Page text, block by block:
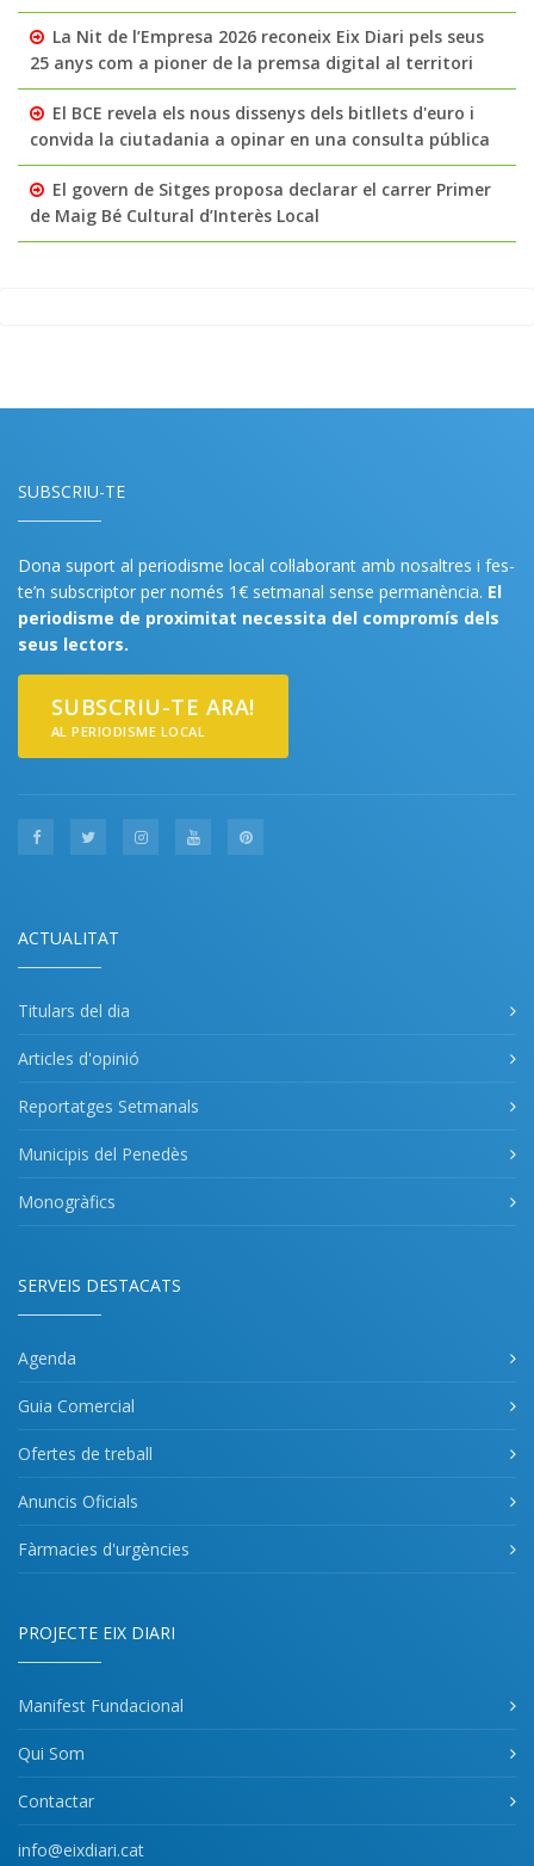
La Nit de l’Empresa 2026 reconeix Eix Diari pels seus
25 anys com a pioner de la premsa digital al territori
El BCE revela els nous dissenys dels bitllets d'euro i
convida la ciutadania a opinar en una consulta pública
El govern de Sitges proposa declarar el carrer Primer
de Maig Bé Cultural d’Interès Local
SUBSCRIU-TE
Dona suport al periodisme local col·laborant amb nosaltres i fes-
te’n subscriptor per només 1€ setmanal sense permanència. El
periodisme de proximitat necessita del compromís dels
seus lectors.
SUBSCRIU-TE ARA!
AL PERIODISME LOCAL
ACTUALITAT
Titulars del dia
Articles d'opinió
Reportatges Setmanals
Municipis del Penedès
Monogràfics
SERVEIS DESTACATS
Agenda
Guia Comercial
Ofertes de treball
Anuncis Oficials
Fàrmacies d'urgències
PROJECTE EIX DIARI
Manifest Fundacional
Qui Som
Contactar
info@eixdiari.cat